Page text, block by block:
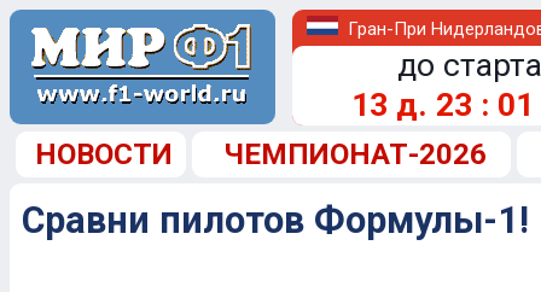
Гран-При
до
13 д. 23 : 01
НОВОСТИ ЧЕМПИОНАТ-2026
Сравни пилотов Формулы-1!